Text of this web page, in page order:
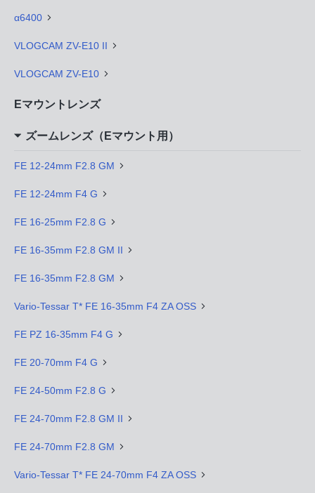
α6400
VLOGCAM ZV-E10 II
VLOGCAM ZV-E10
Eマウントレンズ
ズームレンズ（Eマウント用）
FE 12-24mm F2.8 GM
FE 12-24mm F4 G
FE 16-25mm F2.8 G
FE 16-35mm F2.8 GM II
FE 16-35mm F2.8 GM
Vario-Tessar T* FE 16-35mm F4 ZA OSS
FE PZ 16-35mm F4 G
FE 20-70mm F4 G
FE 24-50mm F2.8 G
FE 24-70mm F2.8 GM II
FE 24-70mm F2.8 GM
Vario-Tessar T* FE 24-70mm F4 ZA OSS